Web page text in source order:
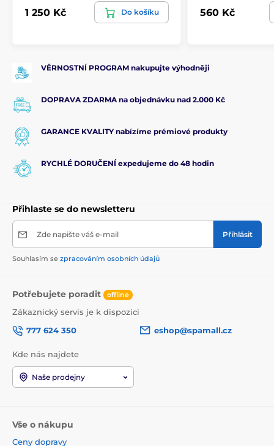
1 250 Kč Do košíku 560 Kč
VĚRNOSTNÍ PROGRAM nakupujte výhodněji
DOPRAVA ZDARMA na objednávku nad 2.000 Kč
GARANCE KVALITY nabízíme prémiové produkty
RYCHLÉ DORUČENÍ expedujeme do 48 hodin
Přihlaste se do newsletteru
Zde napište váš e-mail Přihlásit
Souhlasím se zpracováním osobních údajů
Potřebujete poradit offline
Zákaznický servis je k dispozici
777 624 350
eshop@spamall.cz
Kde nás najdete
Naše prodejny
Vše o nákupu
Ceny dopravy